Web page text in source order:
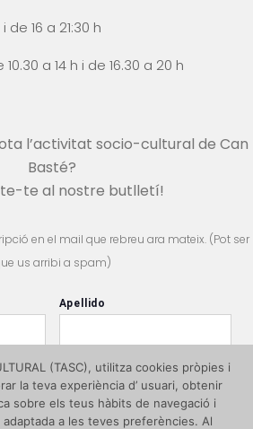
i de 16 a 21:30 h
a 14 h i de 16.30 a 20 h
l’activitat socio-cultural de Can
Basté?
te al nostre butlletí!
en el mail que rebreu ara mateix. (Pot ser
us arribi a spam)
(TASC), utilitza cookies pròpies i
la teva experiència d’ usuari, obtenir
sobre els teus hàbits de navegació i
a les teves preferències. Al